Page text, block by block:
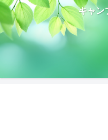
キャン